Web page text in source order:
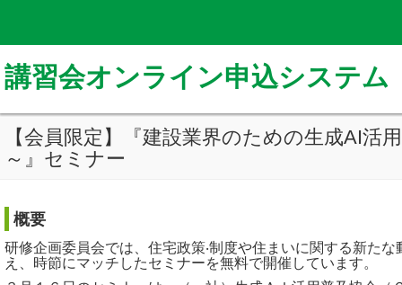
講習会オンライン申込システム
【会員限定】『建設業界のための生成AI活
～』セミナー
概要
研修企画委員会では、住宅政策‧制度や住まいに関する新た
え、時節にマッチしたセミナーを無料で開催しています。